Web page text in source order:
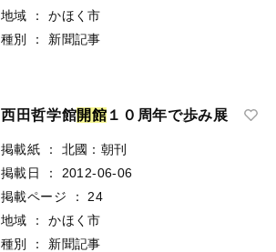
地域
：
かほく市
種別
： 新聞記事
西田哲学館開館 １０周年で歩み展
掲載紙 ：
北國：朝刊
掲載日
：
2012-06-06
掲載ページ
：
24
地域
：
かほく市
種別
： 新聞記事